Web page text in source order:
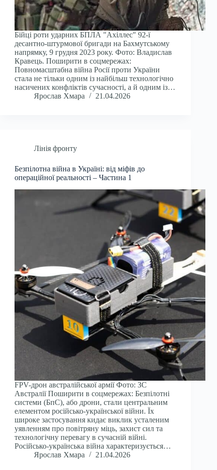
Бійці роти ударних БПЛА "Ахіллес" 92-ї
десантно-штурмової бригади на Бахмутському
напрямку, 9 грудня 2023 року. Фото: Владислав
Кравець. Поширити в соцмережах:
Повномасштабна війна Росії проти України
стала не тільки одним із найбільш технологічно
насичених конфліктів сучасності, а й одним із…
Ярослав Хмара
21.04.2026
Лінія фронту
Безпілотна війна в Україні: від міфів до
операційної реальності – Частина 1
FPV-дрон австралійської армії Фото: ЗС
Австралії Поширити в соцмережах: Безпілотні
системи (БпС), або дрони, стали центральним
елементом російсько-української війни. Їх
широке застосування кидає виклик усталеним
уявленням про повітряну міць, захист сил та
технологічну перевагу в сучасній війні.
Російсько-українська війна характеризується…
Ярослав Хмара
21.04.2026